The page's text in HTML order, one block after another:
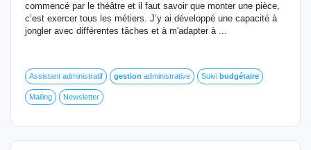
commencé par le théâtre et il faut savoir que monter une pièce,
c’est exercer tous les métiers. J’y ai développé une capacité à
jongler avec différentes tâches et à m'adapter à ...
Assistant administratif gestion administrative Suivi budgétaire
Mailing Newsletter